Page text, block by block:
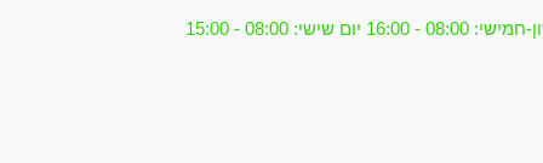
- 16:00 יום שישי: 08:00 - 15:00